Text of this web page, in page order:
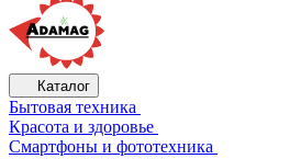
Каталог
Бытовая техника
Красота и здоровье
Смартфоны и фототехника